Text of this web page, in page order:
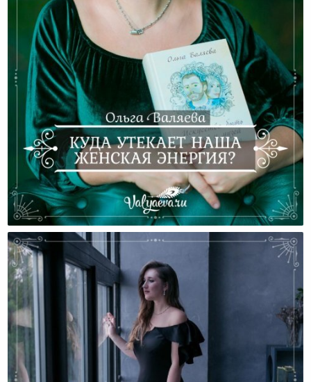
Куда Утекает Наша Женская Энергия?